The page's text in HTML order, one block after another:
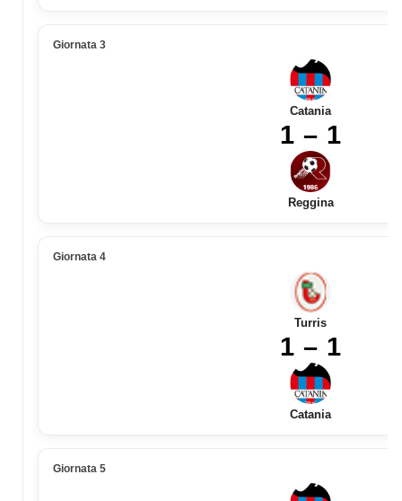
Giornata 3
Catania
1 – 1
Reggina
Giornata 4
Turris
1 – 1
Catania
Giornata 5